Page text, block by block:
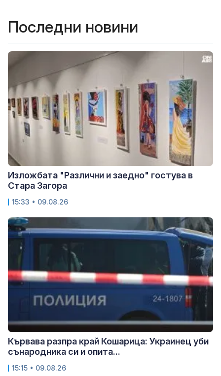
Последни новини
Изложбата "Различни и заедно" гостува в
Стара Загора
15:33 • 09.08.26
Кървава разпра край Кошарица: Украинец уби
сънародника си и опита...
15:15 • 09.08.26